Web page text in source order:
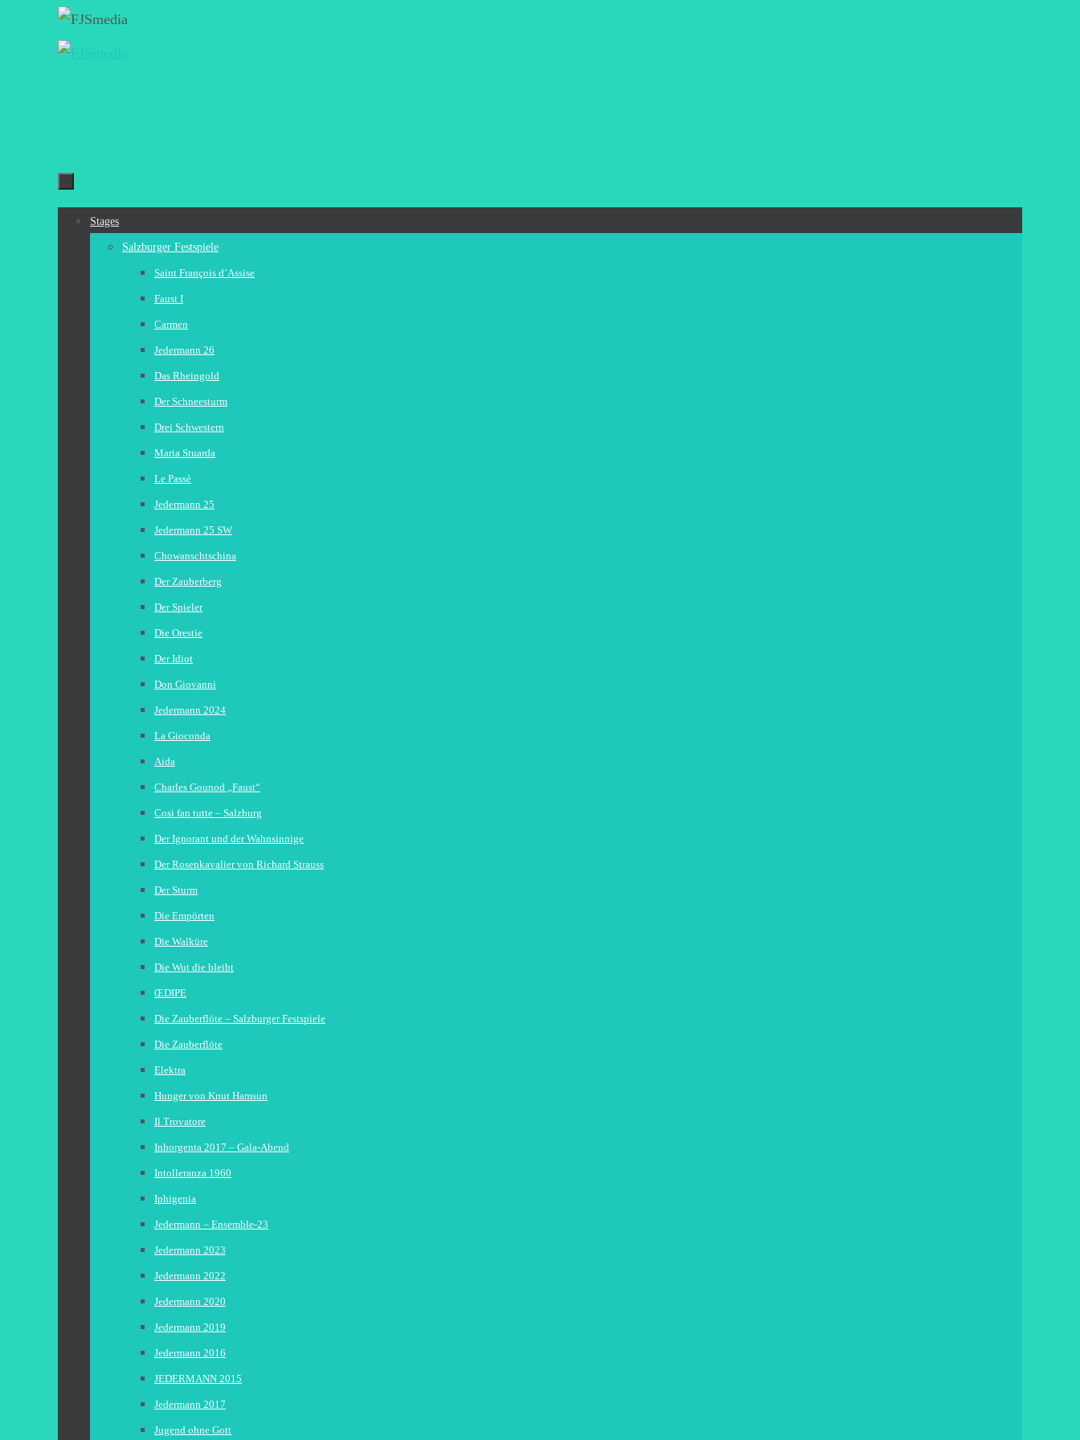
Zum
Stages
Salzburger Festspiele
Saint François d’Assise
Faust I
Carmen
Jedermann 26
Das Rheingold
Der Schneesturm
Drei Schwestern
Maria Stuarda
Le Passè
Jedermann 25
Jedermann 25 SW
Chowanschtschina
Der Zauberberg
Der Spieler
Die Orestie
Der Idiot
Don Giovanni
Jedermann 2024
La Gioconda
Aida
Charles Gounod „Faust“
Cosi fan tutte – Salzburg
Der Ignorant und der Wahnsinnige
Der Rosenkavalier von Richard Strauss
Der Sturm
Die Empörten
Die Walküre
Die Wut die bleibt
ŒDIPE
Die Zauberflöte – Salzburger Festspiele
Die Zauberflöte
Elektra
Hunger von Knut Hamsun
Il Trovatore
Inhorgenta 2017 – Gala-Abend
Intolleranza 1960
Iphigenia
Jedermann – Ensemble-23
Jedermann 2023
Jedermann 2022
Jedermann 2020
Jedermann 2019
Jedermann 2016
JEDERMANN 2015
Jedermann 2017
Jugend ohne Gott